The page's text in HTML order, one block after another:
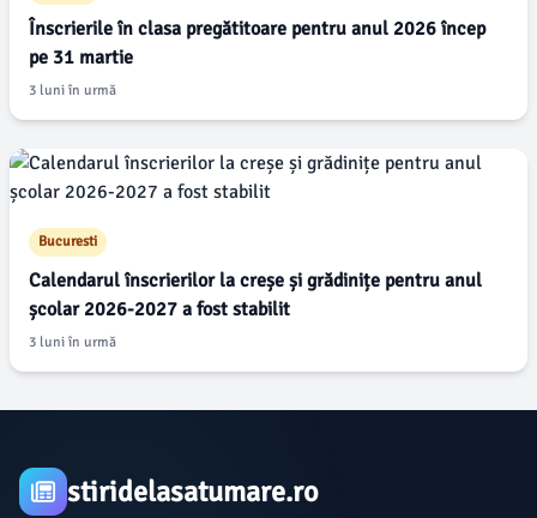
Înscrierile în clasa pregătitoare pentru anul 2026 încep
pe 31 martie
3 luni în urmă
Bucuresti
Calendarul înscrierilor la creșe și grădinițe pentru anul
școlar 2026-2027 a fost stabilit
3 luni în urmă
stiridelasatumare.ro